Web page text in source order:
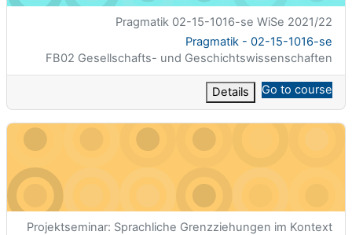
الاسم المختصر للمقرر الدراسي
Pragmatik 02-15-1016-se WiSe 2021/22
اسم المقرر
Pragmatik - 02-15-1016-se
تصنيف المساق
FB02 Gesellschafts- und Geschichtswissenschaften
Go to course
Details
Spannungsfeld Sprachen, Schrift und Politik - 02-25-2038-pj
الاسم المختصر للمقرر الدراسي
Projektseminar: Sprachliche Grenzziehungen im Kontext